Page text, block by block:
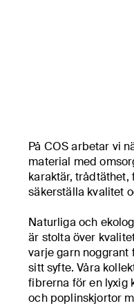
På COS arbetar vi
material med
karaktär,
säkerställa kvalitet
Naturliga och
är stolta över
varje garn noggrant
sitt syfte. Våra
fibrerna för en lyxig
och poplinskjortor